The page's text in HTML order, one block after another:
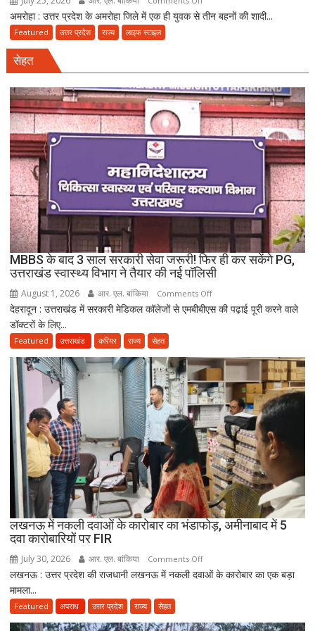
अमरोहा
शादी
पर
नया
विवाद,
के
नाबालिग
का
दावा;
CWC
ने
जारी
किया
नोटिस
अमरोहा : उत्तर प्रदेश के अमरोहा जिले में एक ही युवक से तीन बहनों की शादी...
Featured उत्तर प्रदेश राज्य लाइफ स्टाइल
सेहत
MBBS के बाद 3 साल सरकारी सेवा जरूरी! फिर ही कर सकेंगे PG,
उत्तराखंड स्वास्थ्य विभाग ने तैयार की नई पॉलिसी
August 1, 2026 आर. एल. बांकिया Comments Offon
MBBS
साल
सरकारी
सेवा
जरूरी!
फिर
ही
कर
सकेंगे
PG,
उत्तराखंड
स्वास्थ्य
तैयार
देहरादून : उत्तराखंड में सरकारी मेडिकल कॉलेजों से एमबीबीएस की पढ़ाई पूरी करने वाले
डॉक्टरों के लिए...
Featured उत्तराखंड करियर राज्य सेहत
लखनऊ में नकली दवाओं के कारोबार का भंडाफोड़, अमीनाबाद में 5
दवा कारोबारियों पर FIR
July 30, 2026 आर. एल. बांकिया Comments Offon
लखनऊ
दवाओं
लखनऊ : उत्तर प्रदेश की राजधानी लखनऊ में नकली दवाओं के कारोबार का एक बड़ा
मामला...
Featured अपराध उत्तर प्रदेश राज्य सेहत